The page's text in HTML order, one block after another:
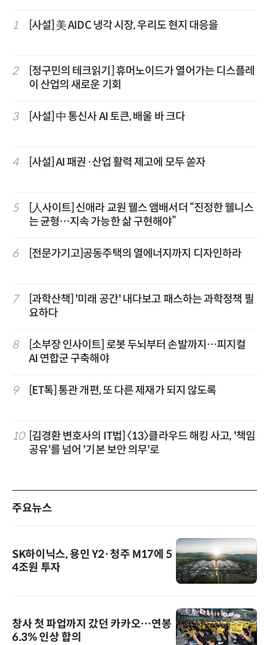
1 [사설] 美 AIDC 냉각 시장, 우리도 현지 대응을
2
[정구민의 테크읽기] 휴머노이드가 열어가는 디스플레
이 산업의 새로운 기회
3 [사설] 中 통신사 AI 토큰, 배울 바 크다
4 [사설] AI 패권·산업 활력 제고에 모두 쏟자
5
[人사이트] 신애라 교원 웰스 앰배서더 “진정한 웰니스
는 균형…지속 가능한 삶 구현해야”
6 [전문가기고]공동주택의 열에너지까지 디자인하라
7
[과학산책] '미래 공간' 내다보고 패스하는 과학정책 필
요하다
8
[소부장 인사이트] 로봇 두뇌부터 손발까지…피지컬
AI 연합군 구축해야
9 [ET톡] 통관 개편, 또 다른 제재가 되지 않도록
10
[김경환 변호사의 IT법] 〈13〉클라우드 해킹 사고, '책임
공유'를 넘어 '기본 보안 의무'로
주요뉴스
SK하이닉스, 용인 Y2·청주 M17에 5
4조원 투자
창사 첫 파업까지 갔던 카카오…연봉
6.3% 인상 합의